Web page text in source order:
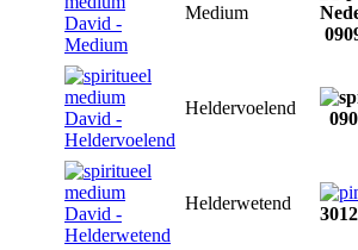
Medium
Heldervoelend
Helderwetend
3012